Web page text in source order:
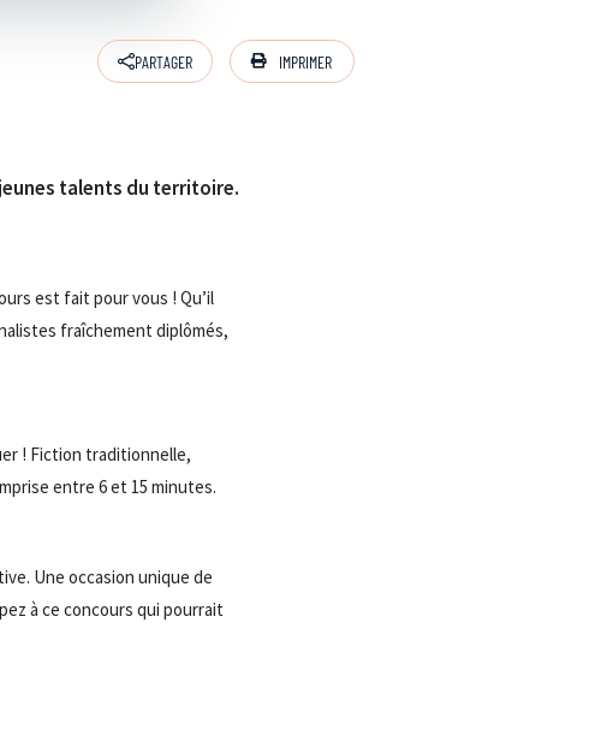
PARTAGER IMPRIMER
talents du territoire.
est fait pour vous ! Qu’il
fraîchement diplômés,
! Fiction traditionnelle,
entre 6 et 15 minutes.
Une occasion unique de
à ce concours qui pourrait